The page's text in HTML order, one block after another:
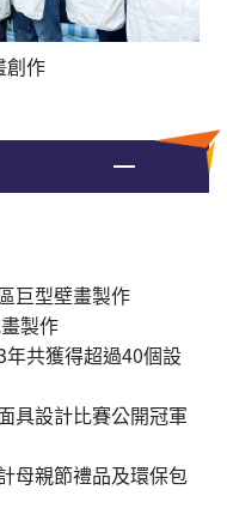
創作
巨型壁畫製作
製作
共獲得超過40個設
具設計比賽公開冠軍
母親節禮品及環保包